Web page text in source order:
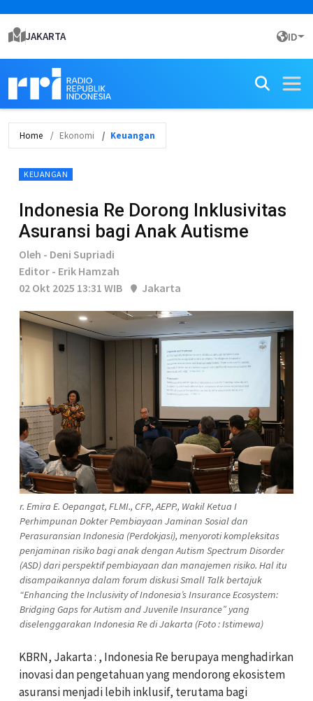
JAKARTA ID
Home Ekonomi Keuangan
KEUANGAN
Indonesia Re Dorong Inklusivitas
Asuransi bagi Anak Autisme
Oleh - Deni Supriadi
Editor - Erik Hamzah
02 Okt 2025 13:31 WIB
Jakarta
r. Emira E. Oepangat, FLMI., CFP., AEPP., Wakil Ketua I
Perhimpunan Dokter Pembiayaan Jaminan Sosial dan
Perasuransian Indonesia (Perdokjasi), menyoroti kompleksitas
penjaminan risiko bagi anak dengan Autism Spectrum Disorder
(ASD) dari perspektif pembiayaan dan manajemen risiko. Hal itu
disampaikannya dalam forum diskusi Small Talk bertajuk
“Enhancing the Inclusivity of Indonesia’s Insurance Ecosystem:
Bridging Gaps for Autism and Juvenile Insurance” yang
diselenggarakan Indonesia Re di Jakarta (Foto : Istimewa)
KBRN, Jakarta : , Indonesia Re berupaya menghadirkan
inovasi dan pengetahuan yang mendorong ekosistem
asuransi menjadi lebih inklusif, terutama bagi